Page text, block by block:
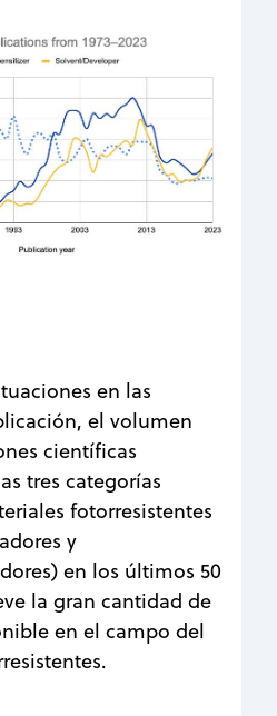
en las
el volumen
científicas
tres categorías
fotorresistentes
y
en los últimos 50
la gran cantidad de
en el campo del